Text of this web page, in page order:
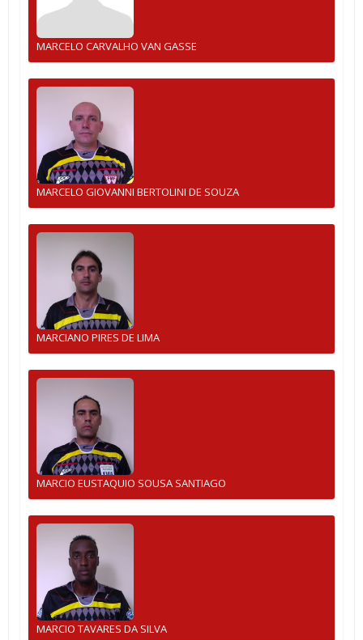
MARCELO CARVALHO VAN GASSE
MARCELO GIOVANNI BERTOLINI DE SOUZA
MARCIANO PIRES DE LIMA
MARCIO EUSTAQUIO SOUSA SANTIAGO
MARCIO TAVARES DA SILVA